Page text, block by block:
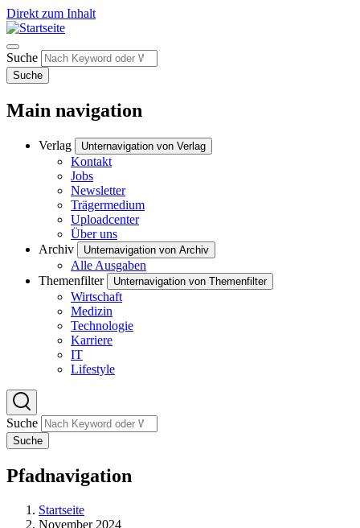
Direkt zum Inhalt
Suche
Suche
Main navigation
Verlag Unternavigation von Verlag
Kontakt
Jobs
Newsletter
Trägermedium
Uploadcenter
Über uns
Archiv
Unternavigation von Archiv
Alle Ausgaben
Themenfilter
Unternavigation von Themenfilter
Wirtschaft
Medizin
Technologie
Karriere
IT
Lifestyle
Suche
Suche
Pfadnavigation
Startseite
November 2024